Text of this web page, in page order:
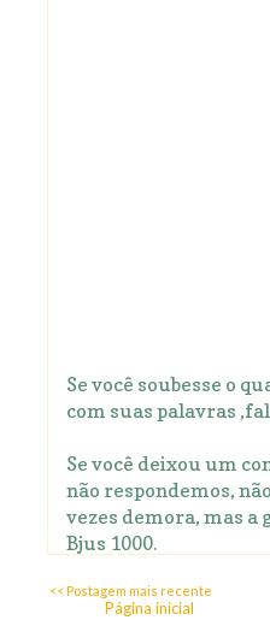
Se você soubesse o
com suas palavras
Se você deixou um
não respondemos,
vezes demora, mas a
Bjus 1000.
<< Postagem mais recente
Página inicial